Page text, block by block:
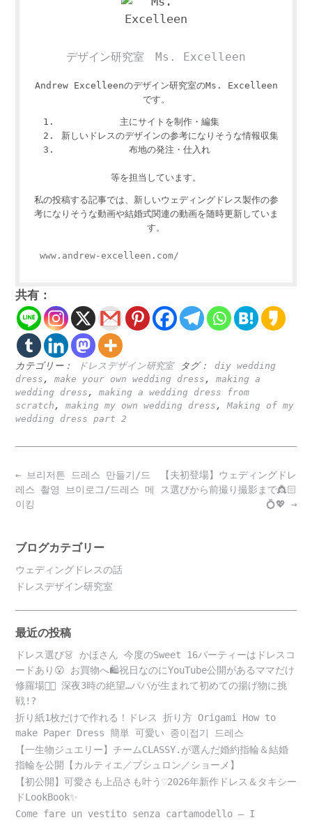
デザイン研究室 Ms. Excelleen
Andrew Excelleenのデザイン研究室のMs. Excelleen
です。
主にサイトを制作・編集
新しいドレスのデザインの参考になりそうな情報収集
布地の発注・仕入れ
等を担当しています。
私の投稿する記事では、新しいウェディングドレス製作の参
考になりそうな動画や結婚式関連の動画を随時更新していま
す。
www.andrew-excelleen.com/
共有：
カテゴリー： ドレスデザイン研究室 タグ： diy wedding
dress , make your own wedding dress , making a
wedding dress , making a wedding dress from
scratch , making my own wedding dress , Making of my
wedding dress part 2
Post
navigation
【夫初登場】ウェディングドレ
ス選びから前撮り撮影まで👸🏻
💍💖 →
← 브리저튼 드레스 만들기/드
레스 촬영 브이로그/드레스 메
이킹
ブログカテゴリー
ウェディングドレスの話
ドレスデザイン研究室
最近の投稿
ドレス選び👗 かほさん 今度のSweet 16パーティーはドレスコ
ードあり😮 お買物へ🛍️祝日なのにYouTube公開があるママだけ
修羅場😵‍💫 深夜3時の絶望…パパが生まれて初めての揚げ物に挑
戦!?
折り紙1枚だけで作れる！ドレス 折り方 Origami How to
make Paper Dress 簡単 可愛い 종이접기 드레스
【一生物ジュエリー】チームCLASSY.が選んだ婚約指輪＆結婚
指輪を公開【カルティエ／ブシュロン／ショーメ】
【初公開】可愛さも上品さも叶う♡2026年新作ドレス＆タキシー
ドLookBook✨
Come fare un vestito senza cartamodello – I